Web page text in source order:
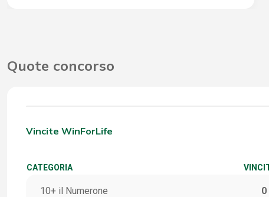
Quote concorso
Vincite WinForLife
CATEGORIA
10+ il Numerone 0